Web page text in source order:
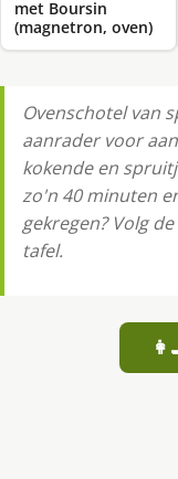
met Boursin
(magnetron, oven)
Ovenschotel van
aanrader voor
kokende en
zo'n 40 minuten
gekregen? Volg
tafel.